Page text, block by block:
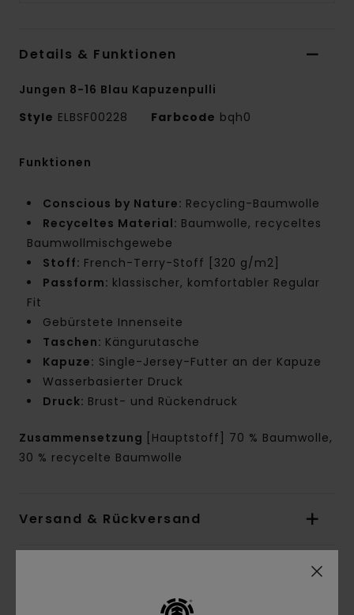
Details & Funktionen
Jungen 8-16 Blau Kapuzenpulli
Style ELBSF00228 Farbcode bqh0
Funktionen
Conscious by Nature: Recycling-Baumwolle
Recyceltes Material: Baumwolle, recyceltes
Baumwollmischgewebe
Stoff: French-Terry-Stoff [320 g/m2]
Passform: klassischer, komfortabler Regular
Fit
Gebürstete Innenseite
Taschen: Kängurutasche
Kapuze: Single-Jersey-Futter an der Kapuze
Wasserbasierter Druck
Druck: Brust- und Rückendruck
Zusammensetzung
[Hauptstoff] 70 % Baumwolle,
30 % recycelte Baumwolle
Versand & Rückversand